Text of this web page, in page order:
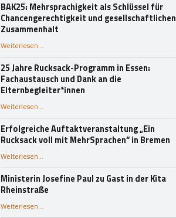
BAK25: Mehrsprachigkeit als Schlüssel für
Chancengerechtigkeit und gesellschaftlichen
Zusammenhalt
Weiterlesen“BAK25: Mehrsprachigkeit als Schlüssel für Chancengerechtigkeit und gesellschaftlichen Zusammenhalt”
…
25 Jahre Rucksack-Programm in Essen:
Fachaustausch und Dank an die
Elternbegleiter*innen
Weiterlesen“25 Jahre Rucksack-Programm in Essen: Fachaustausch und Dank an die Elternbegleiter*innen”
…
Erfolgreiche Auftaktveranstaltung „Ein
Rucksack voll mit MehrSprachen“ in Bremen
Weiterlesen“Erfolgreiche Auftaktveranstaltung „Ein Rucksack voll mit MehrSprachen“ in Bremen”
…
Ministerin Josefine Paul zu Gast in der Kita
Rheinstraße
Weiterlesen“Ministerin Josefine Paul zu Gast in der Kita Rheinstraße”
…